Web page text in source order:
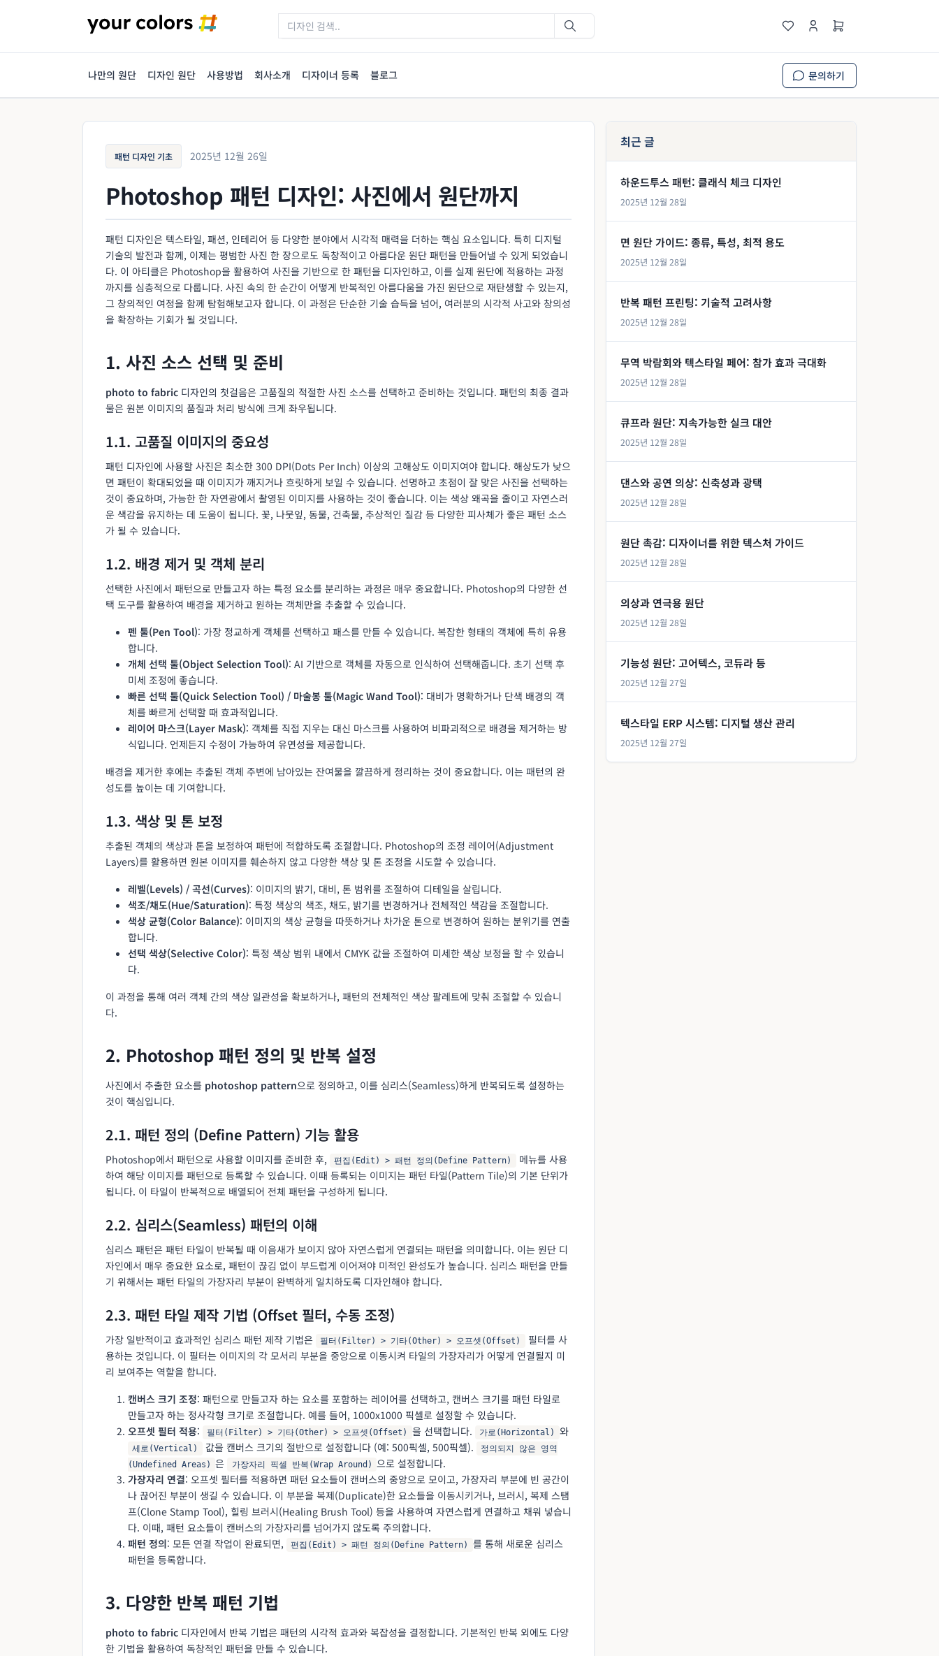
나만의 원단 디자인 원단 사용방법 회사소개 디자이너 등록 블로그 문의하기
패턴 디자인 기초 2025년 12월 26일
Photoshop 패턴 디자인: 사진에서 원단까지
패턴 디자인은 텍스타일, 패션, 인테리어 등 다양한 분야에서 시각적 매력을 더하는 핵심 요소입니다. 특히 디지털
기술의 발전과 함께, 이제는 평범한 사진 한 장으로도 독창적이고 아름다운 원단 패턴을 만들어낼 수 있게 되었습니
다. 이 아티클은 Photoshop을 활용하여 사진을 기반으로 한 패턴을 디자인하고, 이를 실제 원단에 적용하는 과정
까지를 심층적으로 다룹니다. 사진 속의 한 순간이 어떻게 반복적인 아름다움을 가진 원단으로 재탄생할 수 있는지,
그 창의적인 여정을 함께 탐험해보고자 합니다. 이 과정은 단순한 기술 습득을 넘어, 여러분의 시각적 사고와 창의성
을 확장하는 기회가 될 것입니다.
1. 사진 소스 선택 및 준비
photo to fabric 디자인의 첫걸음은 고품질의 적절한 사진 소스를 선택하고 준비하는 것입니다. 패턴의 최종 결과
물은 원본 이미지의 품질과 처리 방식에 크게 좌우됩니다.
1.1. 고품질 이미지의 중요성
패턴 디자인에 사용할 사진은 최소한 300 DPI(Dots Per Inch) 이상의 고해상도 이미지여야 합니다. 해상도가 낮으
면 패턴이 확대되었을 때 이미지가 깨지거나 흐릿하게 보일 수 있습니다. 선명하고 초점이 잘 맞은 사진을 선택하는
것이 중요하며, 가능한 한 자연광에서 촬영된 이미지를 사용하는 것이 좋습니다. 이는 색상 왜곡을 줄이고 자연스러
운 색감을 유지하는 데 도움이 됩니다. 꽃, 나뭇잎, 동물, 건축물, 추상적인 질감 등 다양한 피사체가 좋은 패턴 소스
가 될 수 있습니다.
1.2. 배경 제거 및 객체 분리
선택한 사진에서 패턴으로 만들고자 하는 특정 요소를 분리하는 과정은 매우 중요합니다. Photoshop의 다양한 선
택 도구를 활용하여 배경을 제거하고 원하는 객체만을 추출할 수 있습니다.
펜 툴(Pen Tool): 가장 정교하게 객체를 선택하고 패스를 만들 수 있습니다. 복잡한 형태의 객체에 특히 유용
합니다.
개체 선택 툴(Object Selection Tool): AI 기반으로 객체를 자동으로 인식하여 선택해줍니다. 초기 선택 후
미세 조정에 좋습니다.
빠른 선택 툴(Quick Selection Tool) / 마술봉 툴(Magic Wand Tool): 대비가 명확하거나 단색 배경의 객
체를 빠르게 선택할 때 효과적입니다.
레이어 마스크(Layer Mask): 객체를 직접 지우는 대신 마스크를 사용하여 비파괴적으로 배경을 제거하는 방
식입니다. 언제든지 수정이 가능하여 유연성을 제공합니다.
배경을 제거한 후에는 추출된 객체 주변에 남아있는 잔여물을 깔끔하게 정리하는 것이 중요합니다. 이는 패턴의 완
성도를 높이는 데 기여합니다.
1.3. 색상 및 톤 보정
추출된 객체의 색상과 톤을 보정하여 패턴에 적합하도록 조절합니다. Photoshop의 조정 레이어(Adjustment
Layers)를 활용하면 원본 이미지를 훼손하지 않고 다양한 색상 및 톤 조정을 시도할 수 있습니다.
레벨(Levels) / 곡선(Curves): 이미지의 밝기, 대비, 톤 범위를 조절하여 디테일을 살립니다.
색조/채도(Hue/Saturation): 특정 색상의 색조, 채도, 밝기를 변경하거나 전체적인 색감을 조절합니다.
색상 균형(Color Balance): 이미지의 색상 균형을 따뜻하거나 차가운 톤으로 변경하여 원하는 분위기를 연출
합니다.
선택 색상(Selective Color): 특정 색상 범위 내에서 CMYK 값을 조절하여 미세한 색상 보정을 할 수 있습니
다.
이 과정을 통해 여러 객체 간의 색상 일관성을 확보하거나, 패턴의 전체적인 색상 팔레트에 맞춰 조절할 수 있습니
다.
2. Photoshop 패턴 정의 및 반복 설정
사진에서 추출한 요소를 photoshop pattern으로 정의하고, 이를 심리스(Seamless)하게 반복되도록 설정하는
것이 핵심입니다.
2.1. 패턴 정의 (Define Pattern) 기능 활용
Photoshop에서 패턴으로 사용할 이미지를 준비한 후, 편집(Edit) > 패턴 정의(Define Pattern)
메뉴를 사용
하여 해당 이미지를 패턴으로 등록할 수 있습니다. 이때 등록되는 이미지는 패턴 타일(Pattern Tile)의 기본 단위가
됩니다. 이 타일이 반복적으로 배열되어 전체 패턴을 구성하게 됩니다.
2.2. 심리스(Seamless) 패턴의 이해
심리스 패턴은 패턴 타일이 반복될 때 이음새가 보이지 않아 자연스럽게 연결되는 패턴을 의미합니다. 이는 원단 디
자인에서 매우 중요한 요소로, 패턴이 끊김 없이 부드럽게 이어져야 미적인 완성도가 높습니다. 심리스 패턴을 만들
기 위해서는 패턴 타일의 가장자리 부분이 완벽하게 일치하도록 디자인해야 합니다.
2.3. 패턴 타일 제작 기법 (Offset 필터, 수동 조정)
가장 일반적이고 효과적인 심리스 패턴 제작 기법은 필터(Filter) > 기타(Other) > 오프셋(Offset)
필터를 사
용하는 것입니다. 이 필터는 이미지의 각 모서리 부분을 중앙으로 이동시켜 타일의 가장자리가 어떻게 연결될지 미
리 보여주는 역할을 합니다.
캔버스 크기 조정: 패턴으로 만들고자 하는 요소를 포함하는 레이어를 선택하고, 캔버스 크기를 패턴 타일로
만들고자 하는 정사각형 크기로 조절합니다. 예를 들어, 1000x1000 픽셀로 설정할 수 있습니다.
오프셋 필터 적용: 필터(Filter) > 기타(Other) > 오프셋(Offset) 을 선택합니다. 가로(Horizontal) 와
세로(Vertical) 값을 캔버스 크기의 절반으로 설정합니다 (예: 500픽셀, 500픽셀).
정의되지 않은 영역
(Undefined Areas) 은 가장자리 픽셀 반복(Wrap Around) 으로 설정합니다.
가장자리 연결: 오프셋 필터를 적용하면 패턴 요소들이 캔버스의 중앙으로 모이고, 가장자리 부분에 빈 공간이
나 끊어진 부분이 생길 수 있습니다. 이 부분을 복제(Duplicate)한 요소들을 이동시키거나, 브러시, 복제 스탬
프(Clone Stamp Tool), 힐링 브러시(Healing Brush Tool) 등을 사용하여 자연스럽게 연결하고 채워 넣습니
다. 이때, 패턴 요소들이 캔버스의 가장자리를 넘어가지 않도록 주의합니다.
패턴 정의: 모든 연결 작업이 완료되면, 편집(Edit) > 패턴 정의(Define Pattern)
를 통해 새로운 심리스
패턴을 등록합니다.
3. 다양한 반복 패턴 기법
photo to fabric 디자인에서 반복 기법은 패턴의 시각적 효과와 복잡성을 결정합니다. 기본적인 반복 외에도 다양
한 기법을 활용하여 독창적인 패턴을 만들 수 있습니다.
최근 글
하운드투스 패턴: 클래식 체크 디자인
2025년 12월 28일
면 원단 가이드: 종류, 특성, 최적 용도
2025년 12월 28일
반복 패턴 프린팅: 기술적 고려사항
2025년 12월 28일
무역 박람회와 텍스타일 페어: 참가 효과 극대화
2025년 12월 28일
큐프라 원단: 지속가능한 실크 대안
2025년 12월 28일
댄스와 공연 의상: 신축성과 광택
2025년 12월 28일
원단 촉감: 디자이너를 위한 텍스처 가이드
2025년 12월 28일
의상과 연극용 원단
2025년 12월 28일
기능성 원단: 고어텍스, 코듀라 등
2025년 12월 27일
텍스타일 ERP 시스템: 디지털 생산 관리
2025년 12월 27일